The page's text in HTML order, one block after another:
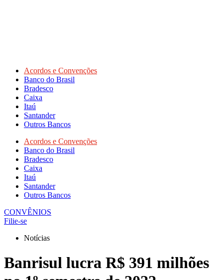
Acordos e Convenções
Banco do Brasil
Bradesco
Caixa
Itaú
Santander
Outros Bancos
Acordos e Convenções
Banco do Brasil
Bradesco
Caixa
Itaú
Santander
Outros Bancos
CONVÊNIOS
Filie-se
Notícias
Banrisul lucra R$ 391 milhões